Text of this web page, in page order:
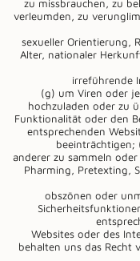
zu missbrauchen, zu
verleumden, zu
sexueller Orientierung,
Alter, nationaler
irreführende
(g) um Viren oder
hochzuladen oder zu
Funktionalität oder den
entsprechenden
beeinträchtigen;
anderer zu sammeln
Pharming, Pretexting,
obszönen oder
Websites oder des
behalten uns das Recht